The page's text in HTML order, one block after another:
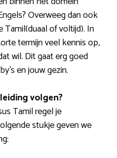
Overweeg dan ook
of voltijd). In
termijn veel kennis op,
wil. Dit gaat erg goed
en jouw gezin.
volgen?
Tamil regel je
stukje geven we